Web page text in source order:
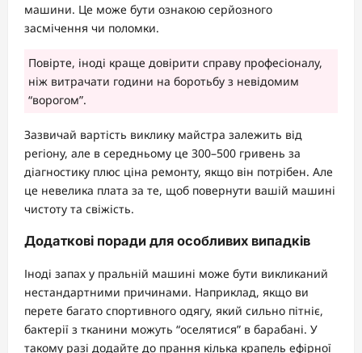
машини. Це може бути ознакою серйозного
засмічення чи поломки.
Повірте, іноді краще довірити справу професіоналу,
ніж витрачати години на боротьбу з невідомим
“ворогом”.
Зазвичай вартість виклику майстра залежить від
регіону, але в середньому це 300–500 гривень за
діагностику плюс ціна ремонту, якщо він потрібен. Але
це невелика плата за те, щоб повернути вашій машині
чистоту та свіжість.
Додаткові поради для особливих випадків
Іноді запах у пральній машині може бути викликаний
нестандартними причинами. Наприклад, якщо ви
перете багато спортивного одягу, який сильно пітніє,
бактерії з тканини можуть “оселятися” в барабані. У
такому разі додайте до прання кілька крапель ефірної